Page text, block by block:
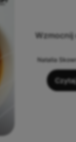
Wzmocnij
Natalia